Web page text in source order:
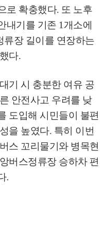
로 확충했다. 또 노후
내기를 기존 1 개소에
류장 길이를 연장하는
다.
기 시 충분한 여유 공
안전사고 우려를 낮
도입해 시민들이 불편
을 높였다. 특히 이번
스 꼬리물기와 병목현
버스정류장 승하차 편
.